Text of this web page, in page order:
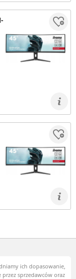
ich dopasowanie,
sprzedawców oraz